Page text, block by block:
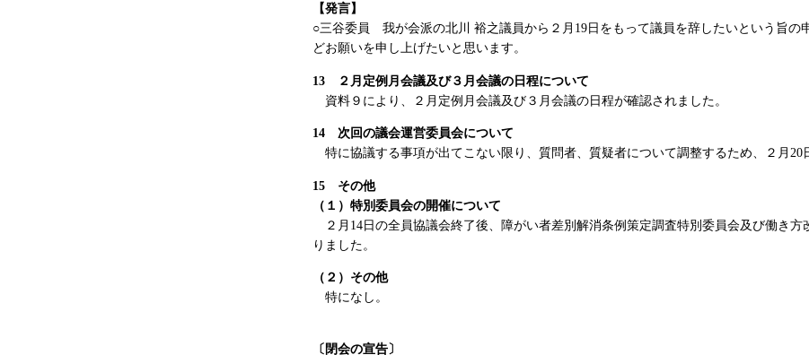
【発言】
○三谷委員 我が会派の北川 裕之議員から２月19日をもって議員を辞したいという旨の
どお願いを申し上げたいと思います。
13 ２月定例月会議及び３月会議の日程について
資料９により、２月定例月会議及び３月会議の日程が確認されました。
14 次回の議会運営委員会について
特に協議する事項が出てこない限り、質問者、質疑者について調整するため、２月20
15 その他
（１）特別委員会の開催について
２月14日の全員協議会終了後、障がい者差別解消条例策定調査特別委員会及び働き
りました。
（２）その他
特になし。
〔閉会の宣告〕